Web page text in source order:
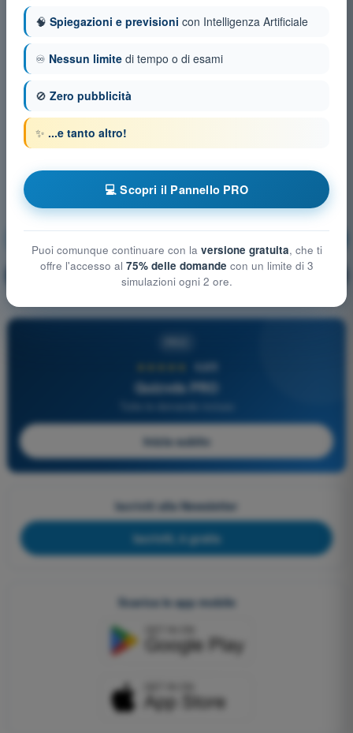
PRO Spiegazione domanda
4,6/5
Quizvds PRO
Inizia subito
Iscriviti alla Newsletter
Iscriviti, è gratis
Scarica le app mobile
🧠 Spiegazioni e previsioni con Intelligenza Artificiale
♾️ Nessun limite di tempo o di esami
🚫 Zero pubblicità
✨ ...e tanto altro!
💻 Scopri il Pannello PRO
Puoi comunque continuare con la versione gratuita, che ti
offre l'accesso al 75% delle domande con un limite di 3
simulazioni ogni 2 ore.